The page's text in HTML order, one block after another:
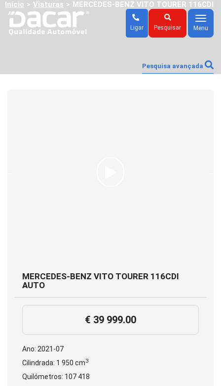
Pesquisar
Ligar
Menu
Menu
Início > Viaturas > MERCEDES-BENZ VITO TOURER 116CDI
AUTO
Pesquisa avançada
MERCEDES-BENZ VITO TOURER 116CDI
AUTO
€ 39 999.00
Ano: 2021-07
Cilindrada: 1 950 cm3
Quilómetros: 107 418